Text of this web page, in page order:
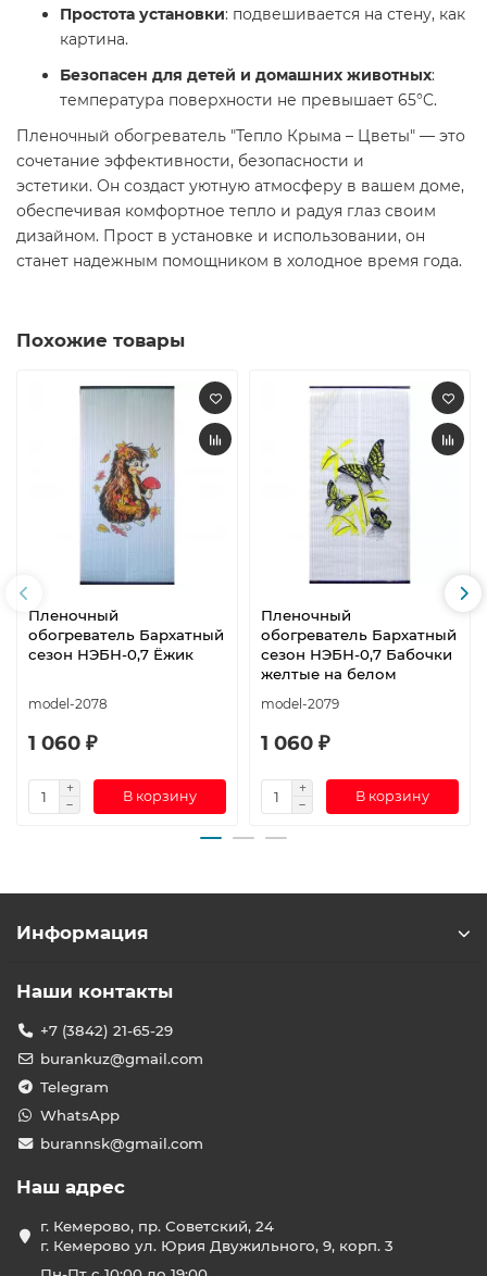
Простота установки: подвешивается на стену, как
картина.
Безопасен для детей и домашних животных:
температура поверхности не превышает 65°C.
Пленочный обогреватель "Тепло Крыма – Цветы" — это
сочетание эффективности, безопасности и
эстетики. Он создаст уютную атмосферу в вашем доме,
обеспечивая комфортное тепло и радуя глаз своим
дизайном. Прост в установке и использовании, он
станет надежным помощником в холодное время года.
Похожие товары
Пленочный
обогреватель Бархатный
сезон НЭБН-0,7 Ёжик
model-2078
1 060 ₽
В корзину
Пленочный
обогреватель Бархатный
сезон НЭБН-0,7 Бабочки
желтые на белом
model-2079
1 060 ₽
В корзину
Информация
Наши контакты
+7 (3842) 21-65-29
burankuz@gmail.com
Telegram
WhatsApp
burannsk@gmail.com
Наш адрес
г. Кемерово, пр. Советский, 24
г. Кемерово ул. Юрия Двужильного, 9, корп. 3